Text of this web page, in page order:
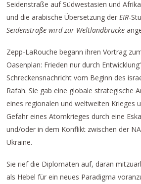
Seidenstraße auf Südwestasien und
und die arabische Übersetzung der EIR-
Seidenstraße wird zur Weltlandbrücke
Zepp-LaRouche begann ihren Vortrag
Oasenplan: Frieden nur durch
Schreckensnachricht vom Beginn des
Rafah. Sie gab eine globale strategische
eines regionalen und weltweiten Krieges
Gefahr eines Atomkrieges durch eine
und/oder in dem Konflikt zwischen der
Ukraine.
Sie rief die Diplomaten auf, daran
als Hebel für ein neues Paradigma